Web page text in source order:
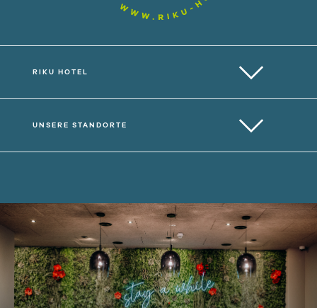
RIKU HOTEL
UNSERE STANDORTE